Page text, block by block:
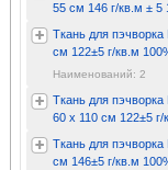
55 см 146 г/кв.м ± 5
Ткань для
см 122±5 г/кв.м
Наименований: 2
Ткань для
60 x 110 см 122±5
Ткань для
см 146±5 г/кв.м